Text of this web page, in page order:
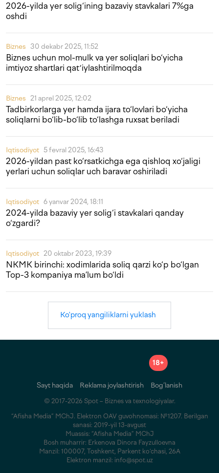
2026-yilda yer solig‘ining bazaviy stavkalari 7%ga
oshdi
Biznes 30 dekabr 2025, 11:52
Biznes uchun mol-mulk va yer soliqlari bo‘yicha
imtiyoz shartlari qatʼiylashtirilmoqda
Biznes 21 aprel 2025, 12:02
Tadbirkorlarga yer hamda ijara to‘lovlari bo‘yicha
soliqlarni bo‘lib-bo‘lib to‘lashga ruxsat beriladi
Iqtisodiyot 5 fevral 2025, 16:43
2026-yildan past ko‘rsatkichga ega qishloq xo‘jaligi
yerlari uchun soliqlar uch baravar oshiriladi
Iqtisodiyot 6 yanvar 2024, 18:11
2024-yilda bazaviy yer solig‘i stavkalari qanday
o‘zgardi?
Iqtisodiyot 20 oktabr 2023, 19:39
NKMK birinchi: xodimlarida soliq qarzi ko‘p bo‘lgan
Top-3 kompaniya ma’lum bo‘ldi
Ko'proq yangiliklarni yuklash
18+
Sayt haqida Reklama joylashtirish Bog‘lanish
© 2017-2026 Spot – Biznes va texnologiyalar.
“Afisha Media” MChJ. Elektron OAV guvohnomasi: №1207. Berilgan
sanasi: 2019-yil 13-avgust
Muassis: “Afisha Media” MChJ
Bosh muharrir: Erkenova Dinora Fayzulloevna
Manzil: 100007, Toshkent, Parkent ko‘chasi, 26A
Elektron manzil: info@spot.uz